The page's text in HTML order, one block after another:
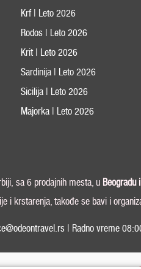
Krf | Leto 2026
Rodos | Leto 2026
Krit | Leto 2026
Sardinija | Leto 2026
Sicilija | Leto 2026
Majorka | Leto 2026
sa 6 prodajnih mesta, u Beogradu i
i krstarenja, takođe se bavi i
| Radno vreme